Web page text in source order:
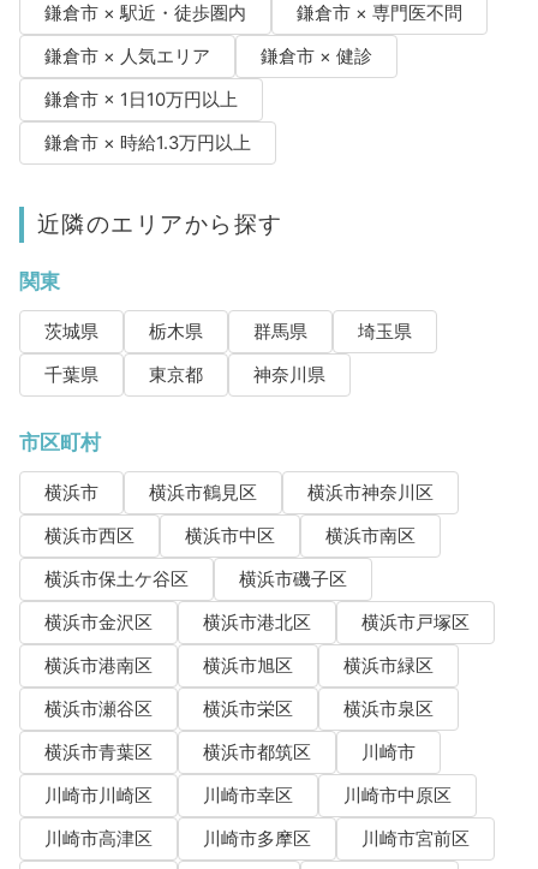
鎌倉市 × 駅近・徒歩圏内
鎌倉市 × 専門医不問
鎌倉市 × 人気エリア
鎌倉市 × 健診
鎌倉市 × 1日10万円以上
鎌倉市 × 時給1.3万円以上
近隣のエリアから探す
関東
茨城県 栃木県 群馬県
埼玉県
千葉県
東京都 神奈川県
市区町村
横浜市 横浜市鶴見区
横浜市神奈川区
横浜市西区
横浜市中区
横浜市南区
横浜市保土ケ谷区
横浜市磯子区
横浜市金沢区
横浜市港北区
横浜市戸塚区
横浜市港南区
横浜市旭区
横浜市緑区
横浜市瀬谷区
横浜市栄区
横浜市泉区
横浜市青葉区
横浜市都筑区
川崎市
川崎市川崎区
川崎市幸区
川崎市中原区
川崎市高津区
川崎市多摩区
川崎市宮前区